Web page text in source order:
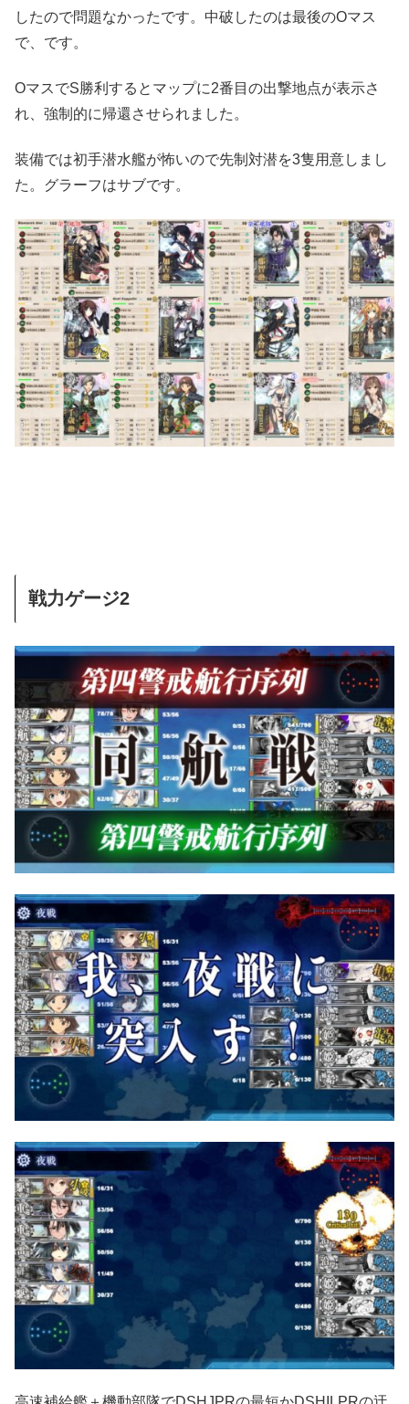
したので問題なかったです。中破したのは最後のOマス
で、です。
OマスでS勝利するとマップに2番目の出撃地点が表示さ
れ、強制的に帰還させられました。
装備では初手潜水艦が怖いので先制対潜を3隻用意しまし
た。グラーフはサブです。
戦力ゲージ2